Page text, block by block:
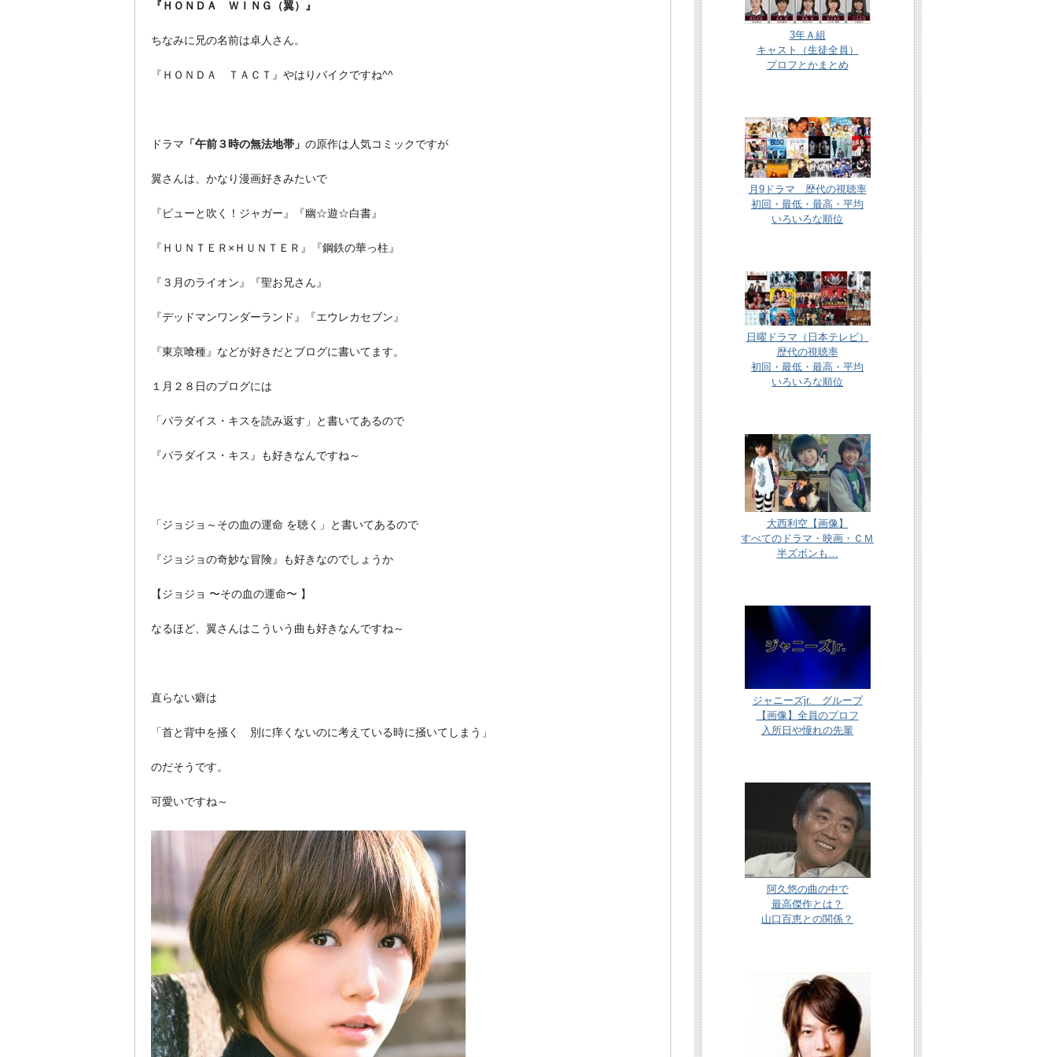
『ＨＯＮＤＡ ＷＩＮＧ（翼）』
ちなみに兄の名前は卓人さん。
『ＨＯＮＤＡ ＴＡＣＴ』やはりバイクですね^^
ドラマ 「午前３時の無法地帯」 の原作は人気コミックですが
翼さんは、かなり漫画好きみたいで
『ピューと吹く！ジャガー』『幽☆遊☆白書』
『ＨＵＮＴＥＲ×ＨＵＮＴＥＲ』『鋼鉄の華っ柱』
『３月のライオン』『聖お兄さん』
『デッドマンワンダーランド』『エウレカセブン』
『東京喰種』などが好きだとブログに書いてます。
１月２８日のブログには
「パラダイス・キスを読み返す」と書いてあるので
『パラダイス・キス』も好きなんですね～
「ジョジョ～その血の運命 を聴く」と書いてあるので
『ジョジョの奇妙な冒険』も好きなのでしょうか
【ジョジョ 〜その血の運命〜 】
なるほど、翼さんはこういう曲も好きなんですね～
直らない癖は
「首と背中を掻く 別に痒くないのに考えている時に掻いてしまう」
のだそうです。
可愛いですね～
3年Ａ組
キャスト（生徒全員）
プロフとかまとめ
月9ドラマ 歴代の視聴率
初回・最低・最高・平均
いろいろな順位
日曜ドラマ（日本テレビ）
歴代の視聴率
初回・最低・最高・平均
いろいろな順位
大西利空【画像】
すべてのドラマ・映画・ＣＭ
半ズボンも…
ジャニーズjr. グループ
【画像】全員のプロフ
入所日や憧れの先輩
阿久悠の曲の中で
最高傑作とは？
山口百恵との関係？